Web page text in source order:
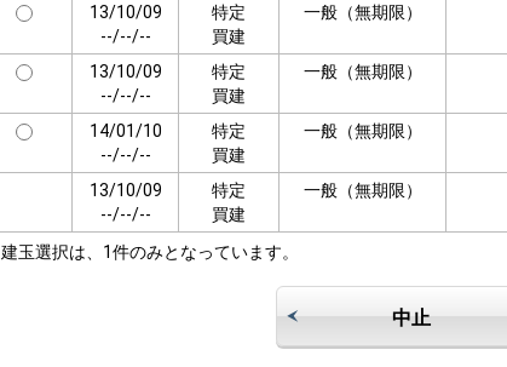
13/10/09
--/--/--
特定
買建
一般（無期限）
13/10/09
--/--/--
特定
買建
一般（無期限）
14/01/10
--/--/--
特定
買建
一般（無期限）
13/10/09
--/--/--
特定
買建
一般（無期限）
建玉選択は、1件のみとなっています。
中止